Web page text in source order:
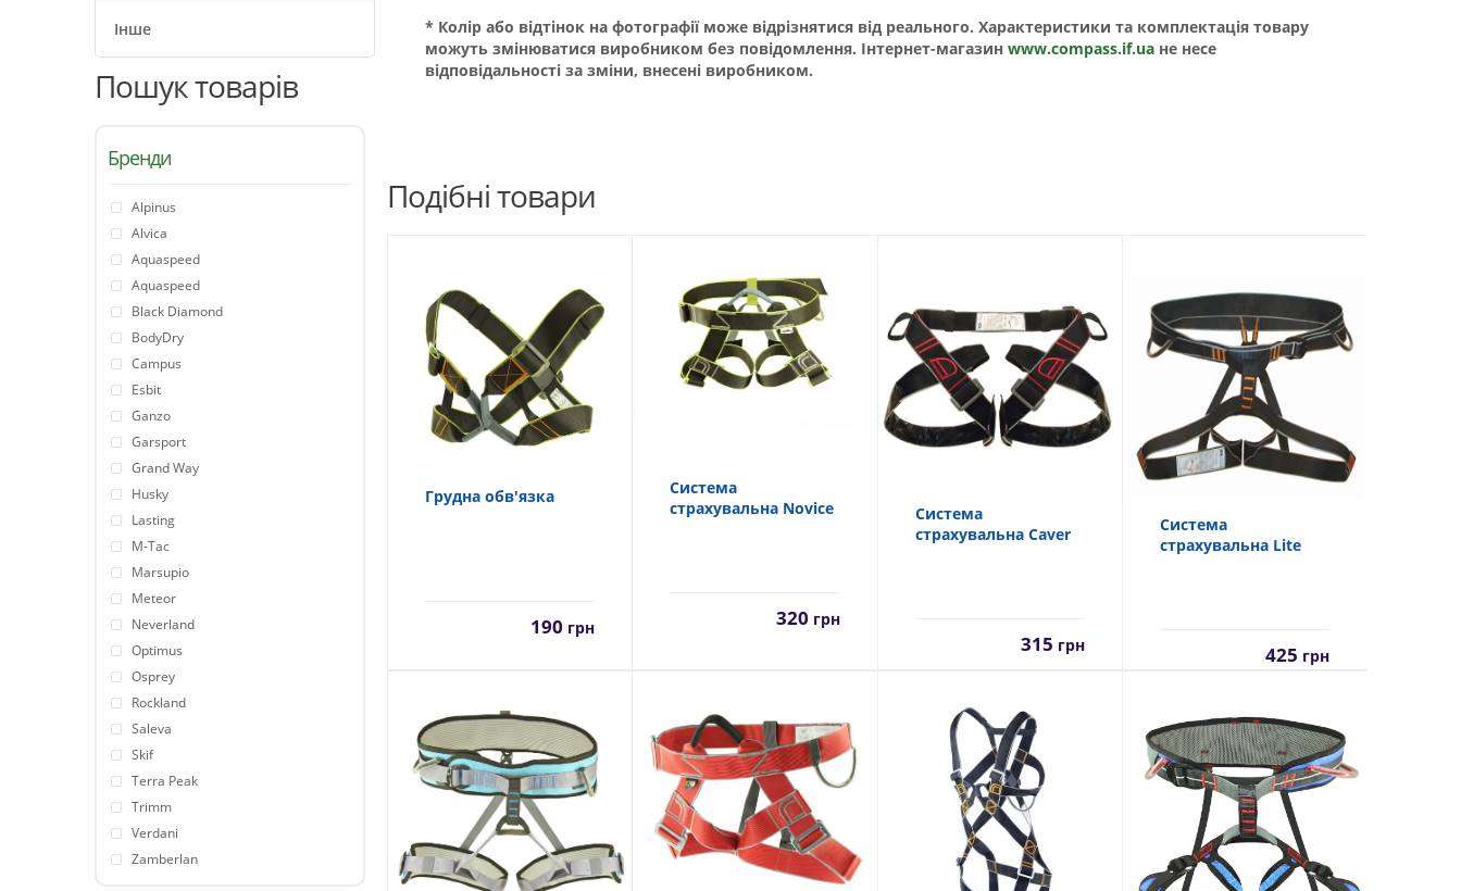
Інше
Пошук товарів
Бренди
Alpinus
Alvica
Aquaspeed
Aquaspeed
Black Diamond
BodyDry
Campus
Esbit
Ganzo
Garsport
Grand Way
Husky
Lasting
M-Tac
Marsupio
Meteor
Neverland
Optimus
Osprey
Rockland
Saleva
Skif
Terra Peak
Trimm
Verdani
Zamberlan
* Колір або відтінок на фотографії може відрізнятися від реального. Характеристики та комплектація товару
можуть змінюватися виробником без повідомлення. Інтернет-магазинwww.compass.if.ua не несе
відповідальності за зміни, внесені виробником.
Подібні товари
Грудна обв'язка
190 грн
Система
страхувальна Novice
320 грн
Система
страхувальна Caver
315 грн
Система
страхувальна Lite
425 грн